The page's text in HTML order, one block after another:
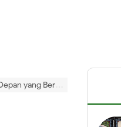
di Indonesia